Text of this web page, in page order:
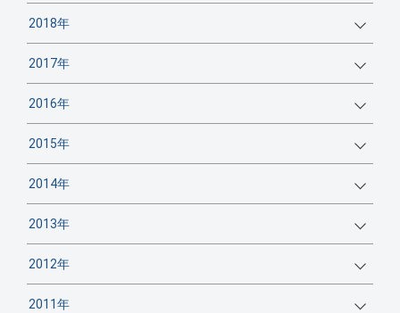
2018年
2017年
2016年
2015年
2014年
2013年
2012年
2011年